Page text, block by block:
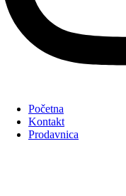
Početna
Kontakt
Prodavnica